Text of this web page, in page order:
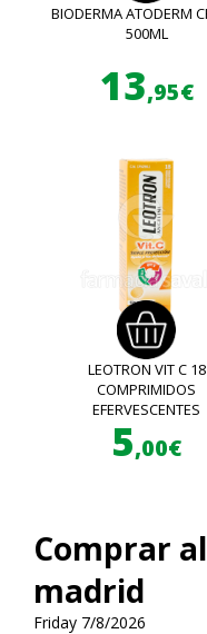
BIODERMA ATODERM
500ML
13,95€
LEOTRON VIT C 18
COMPRIMIDOS
EFERVESCENTES
5,00€
Comprar
madrid
Friday 7/8/2026